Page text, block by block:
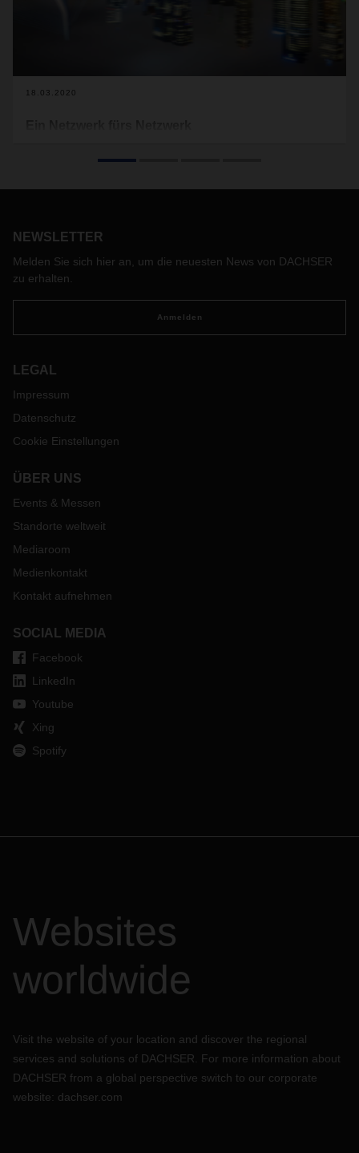
18.03.2020
NEWSLETTER
Melden Sie sich hier an, um die neuesten News von DACHSER
zu erhalten.
Anmelden
LEGAL
Impressum
Datenschutz
Cookie Einstellungen
ÜBER UNS
Events & Messen
Standorte weltweit
Mediaroom
Medienkontakt
Kontakt aufnehmen
SOCIAL MEDIA
Facebook
LinkedIn
Youtube
Xing
Spotify
Websites
worldwide
Visit the website of your location and discover the regional
services and solutions of DACHSER. For more information about
DACHSER from a global perspective switch to our corporate
website: dachser.com